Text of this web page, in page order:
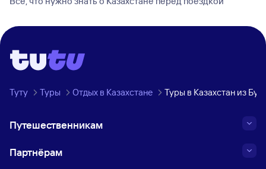
Туту Туры Отдых в Казахстане Туры в Казахстан из
Путешественникам
Партнёрам